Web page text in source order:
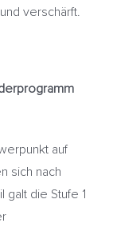
verschärft.
auf
sich nach
galt die Stufe 1